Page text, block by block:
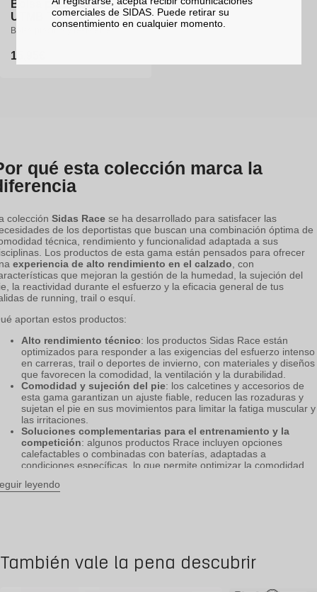
Bolsa para zapatillas -
UTMB Trail Shoe Bag
Bolsa práctica y resistente
Precio
15,95€
qué esta colección marca la
colección Sidas Race se ha desarrollado para satisfacer las
de los deportistas que buscan una combinación óptima de
técnica, rendimiento y funcionalidad adaptada a sus
Los productos de esta gama están pensados para ofrecer
experiencia de alto rendimiento en el calzado, con
que mejoran la gestión de la humedad, la sujeción del
la reactividad durante el esfuerzo y la eficacia general de tus
de running, trail o esquí.
aportan estos productos:
Alto rendimiento técnico: los productos Sidas Race están
optimizados para responder a las exigencias del esfuerzo intenso
en carreras, trail o deportes de invierno, con materiales y diseños
que favorecen la comodidad, la ventilación y la durabilidad.
Comodidad y sujeción del pie: los calcetines y accesorios de
esta gama garantizan un ajuste fiable, reducen las rozaduras y
sujetan el pie en sus movimientos para limitar la fatiga muscular y
las irritaciones.
Soluciones complementarias para el entrenamiento y la
competición: algunos productos Rrace incluyen opciones
calefactables o combinadas con baterías, adaptadas a
condiciones específicas, lo que permite optimizar la comodidad
Corredores, corredores de trail y deportistas comprometidos que
productos técnicos y de alto rendimiento
leyendo
También vale la pena descubrir
comerciales de SIDAS. Puede retirar su
consentimiento en cualquier momento.